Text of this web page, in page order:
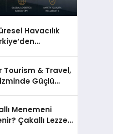
Havacılık
Tourism & Travel,
Güçlü
Menemeni
Çakallı Lezzet